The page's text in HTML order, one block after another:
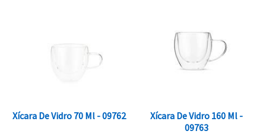
Xícara De Vidro 70 Ml - 09762
Xícara De Vidro 160 Ml -
09763